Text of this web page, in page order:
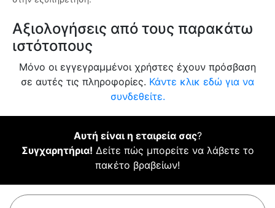
Αξιολογήσεις από τους παρακάτω
ιστότοπους
Μόνο οι εγγεγραμμένοι χρήστες έχουν πρόσβαση
σε αυτές τις πληροφορίες. Κάντε κλικ εδώ για να
συνδεθείτε.
Αυτή είναι η εταιρεία σας?
Συγχαρητήρια! Δείτε πώς μπορείτε να λάβετε το
πακέτο βραβείων!